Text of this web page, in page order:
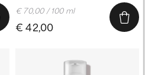
€ 42,00
€ 70,00 / 100 ml